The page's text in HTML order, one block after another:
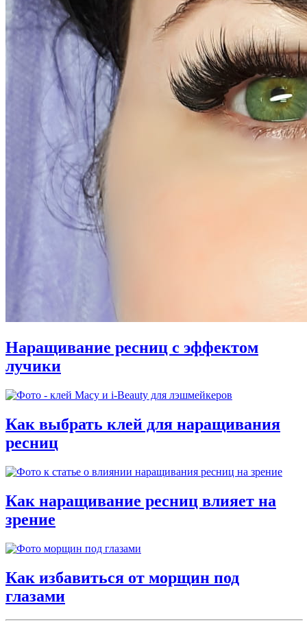
Наращивание ресниц с эффектом
лучики
Как выбрать клей для наращивания
ресниц
Как наращивание ресниц влияет на
зрение
Как избавиться от морщин под
глазами